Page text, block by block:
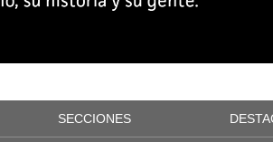
SECCIONES